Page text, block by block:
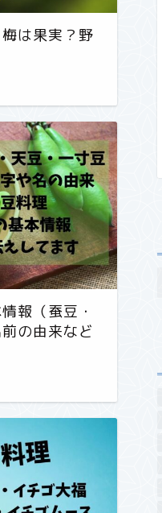
は果実？野
報（蚕豆・
の由来など